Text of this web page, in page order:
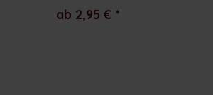
ab 2,95 € *